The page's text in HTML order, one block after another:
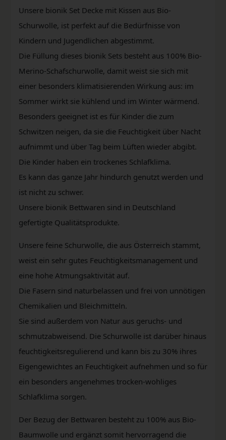
Unsere bionik Set Decke mit Kissen aus Bio-
Schurwolle, ist perfekt auf die Bedürfnisse von
Kindern und Jugendlichen abgestimmt.
Die Füllung dieses bionik Sets besteht aus 100% Bio-
Merino-Schafschurwolle, damit weist sie sich mit
einer besonders klimatisierenden Wirkung aus: im
Sommer wirkt sie kühlend und im Winter wärmend.
Besonders geeignet ist es für Kinder die zum
Schwitzen neigen, da sie die Feuchtigkeit über Nacht
aufnimmt und über Tag beim Lüften wieder abgibt.
Die Kinder haben ein trockenes Schlafklima.
Es kann das ganze Jahr hindurch genutzt werden und
ist nicht zu schwer.
Unsere bionik Bettwaren sind in Deutschland
gefertigte Qualitätsprodukte.
Unsere feine Schurwolle, die aus Österreich stammt,
weist ein sehr gutes Feuchtigkeitsmanagement und
eine hohe Atmungsaktivität auf.
Die Fasern sind naturbelassen und frei von unnötigen
Chemikalien und Bleichmitteln.
Sie sind außerdem von Natur aus geruchs- und
schmutzabweisend. Die Schurwolle ist darüber hinaus
feuchtigkeitsregulierend und kann bis zu 30% ihres
Eigengewichtes an Feuchtigkeit aufnehmen und so für
ein besonders angenehmes trocken-wohliges
Schlafklima sorgen.
Der Bezug der Bettwaren besteht zu 100% aus Bio-
Baumwolle und ergänzt somit hervorragend die